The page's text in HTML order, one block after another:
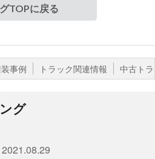
TOPに戻る
事例 トラック関連情報 中古ト
グ
2021.08.29